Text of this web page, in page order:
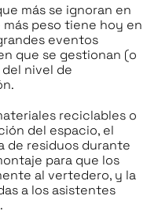
más se ignoran en
peso tiene hoy en
eventos
que se gestionan (o
nivel de
reciclables o
del espacio, el
de residuos durante
para que los
al vertedero, y la
a los asistentes